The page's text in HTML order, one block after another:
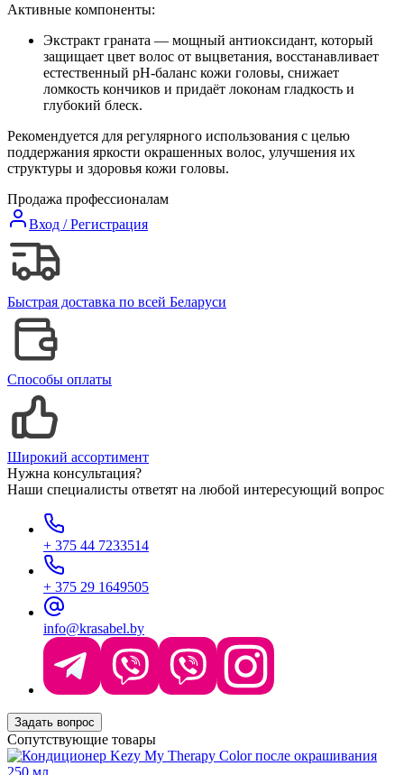
Активные компоненты:
Экстракт граната — мощный антиоксидант, который
защищает цвет волос от выцветания, восстанавливает
естественный pH-баланс кожи головы, снижает
ломкость кончиков и придаёт локонам гладкость и
глубокий блеск.
Рекомендуется для регулярного использования с целью
поддержания яркости окрашенных волос, улучшения их
структуры и здоровья кожи головы.
Продажа профессионалам
Вход / Регистрация
Быстрая доставка по всей Беларуси
Способы оплаты
Широкий ассортимент
Нужна консультация?
Наши специалисты ответят на любой интересующий вопрос
+ 375 44 7233514
+ 375 29 1649505
info@krasabel.by
Задать вопрос
Сопутствующие товары